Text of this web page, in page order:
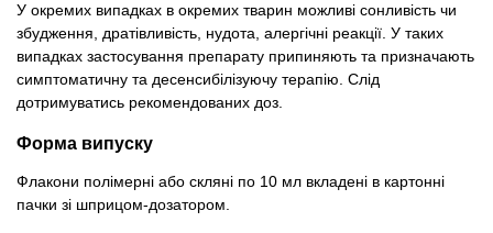
У окремих випадках в окремих тварин можливі сонливість чи
збудження, дратівливість, нудота, алергічні реакції. У таких
випадках застосування препарату припиняють та призначають
симптоматичну та десенсибілізуючу терапію. Слід
дотримуватись рекомендованих доз.
Форма випуску
Флакони полімерні або скляні по 10 мл вкладені в картонні
пачки зі шприцом-дозатором.